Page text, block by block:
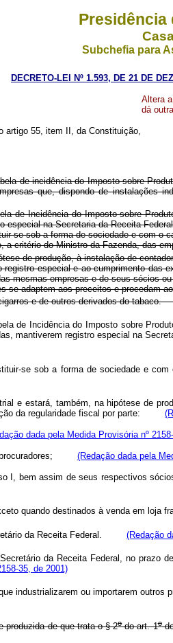
Presidência
Subchefia para
DECRETO-LEI Nº 1.593, DE 21 DE
Altera
dá
artigo 55, item II, da Constituição,
de incidência do Imposto sobre
que, dispondo de instalações
de Incidência do Imposto sobre
especial na Secretaria da Receita
se sob a forma de sociedade e com o
critério do Ministro da Fazenda, das
de produção, à instalação de
especial e ao cumprimento
mesmas empresas e de seus sócios
se adaptem aos preceitos e procedam
cigarros e de outros derivados do
de Incidência do Imposto sobre
mantiverem registro especial na
se sob a forma de sociedade e
e estará, também, na hipótese de
da regularidade fiscal por parte:
dada pela Medida Provisória nº
e procuradores; (Redação dada pela
I, bem assim de seus respectivos
quando destinados à venda em
da Receita Federal. (Redação
da Receita Federal, no prazo
35, de 2001)
industrializarem ou importarem
produzida de que trata o § 2odo art. 1o